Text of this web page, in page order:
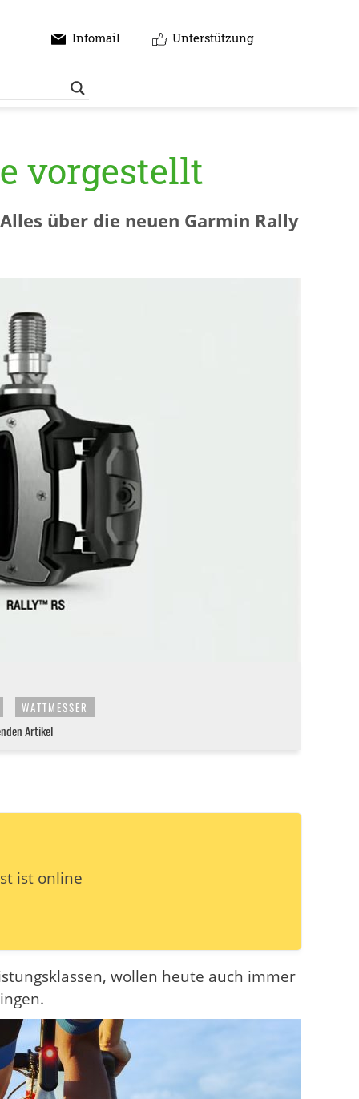
Infomail Unterstützung
vorgestellt
über die neuen Garmin Rally
WATTMESSER
Artikel
ist online
wollen heute auch immer